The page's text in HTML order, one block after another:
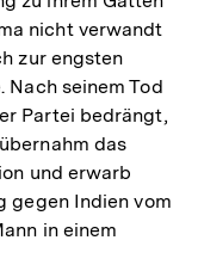
nicht verwandt
zur engsten
seinem Tod
Partei bedrängt,
das
und erwarb
gegen Indien vom
in einem